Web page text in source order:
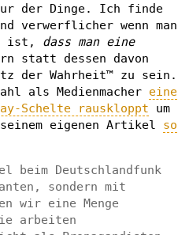
der Dinge. Ich finde
verwerflicher wenn man
ist, dass man eine
statt dessen davon
der Wahrheit™ zu sein.
als Medienmacher eine
Schelte rauskloppt um
seinem eigenen Artikel so
beim Deutschlandfunk
sondern mit
wir eine Menge
arbeiten